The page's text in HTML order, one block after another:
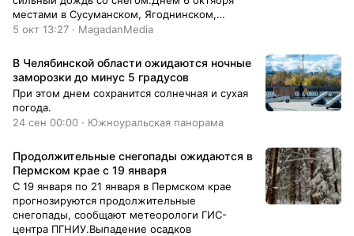
местами в Сусуманском, Ягоднинском,
Тенькинском, Хасынском муниципальных
октября в городе Магадане, местами в
Ольском муниципальном округе ожидается
ветер северо-восточный 15-20 м/с.
5 окт 13:27 · MagadanMedia
В Челябинской области ожидаются ночные
заморозки до минус 5 градусов
При этом днем сохранится солнечная и сухая
погода.
24 сен 00:00 · Южноуральская панорама
​Продолжительные снегопады ожидаются в
Пермском крае с 19 января
С 19 января по 21 января в Пермском крае
прогнозируются продолжительные
снегопады, сообщают метеорологи ГИС-
центра ПГНИУ.Выпадение осадков